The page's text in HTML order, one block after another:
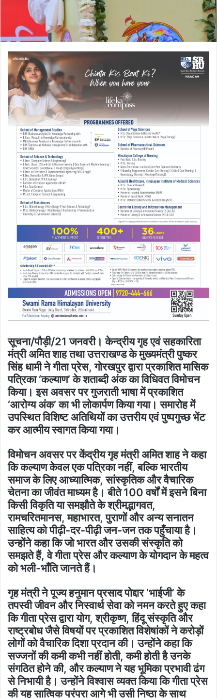
सूचना/पौड़ी/21 जनवरी। केन्द्रीय गृह एवं सहकारिता
मंत्री अमित शाह तथा उत्तराखण्ड के मुख्यमंत्री पुष्कर
सिंह धामी ने गीता प्रेस, गोरखपुर द्वारा प्रकाशित मासिक
पत्रिका ‘कल्याण’ के शताब्दी अंक का विधिवत विमोचन
किया। इस अवसर पर गुजराती भाषा में प्रकाशित
‘आरोग्य अंक’ का भी लोकार्पण किया गया। समारोह में
उपस्थित विशिष्ट अतिथियों का उत्तरीय एवं पुष्पगुच्छ भेंट
कर आत्मीय स्वागत किया गया।
विमोचन अवसर पर केंद्रीय गृह मंत्री अमित शाह ने कहा
कि कल्याण केवल एक पत्रिका नहीं, बल्कि भारतीय
समाज के लिए आध्यात्मिक, सांस्कृतिक और वैचारिक
चेतना का जीवंत माध्यम है। बीते 100 वर्षों में इसने बिना
किसी विकृति या समझौते के श्रीमद्भागवत,
रामचरितमानस, महाभारत, पुराणों और अन्य सनातन
साहित्य को पीढ़ी-दर-पीढ़ी जन-जन तक पहुँचाया है।
उन्होंने कहा कि जो भारत और उसकी संस्कृति को
समझते हैं, वे गीता प्रेस और कल्याण के योगदान के महत्व
को भली-भाँति जानते हैं।
गृह मंत्री ने पूज्य हनुमान प्रसाद पोद्दार ‘भाईजी’ के
तपस्वी जीवन और निस्वार्थ सेवा को नमन करते हुए कहा
कि गीता प्रेस द्वारा योग, श्रीकृष्ण, हिंदू संस्कृति और
राष्ट्रबोध जैसे विषयों पर प्रकाशित विशेषांकों ने करोड़ों
लोगों को वैचारिक दिशा प्रदान की। उन्होंने कहा कि
सज्जनों की कमी कभी नहीं होती, कमी होती है उनके
संगठित होने की, और कल्याण ने यह भूमिका प्रभावी ढंग
से निभायी है। उन्होंने विश्वास व्यक्त किया कि गीता प्रेस
की यह सात्विक परंपरा आगे भी उसी निष्ठा के साथ